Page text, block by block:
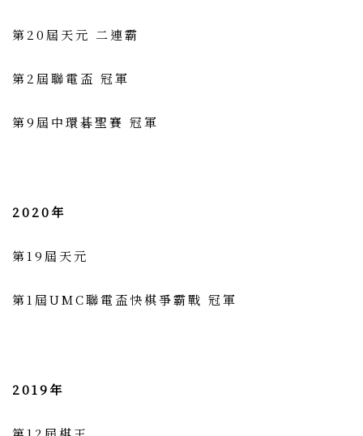
第20屆天元 二連霸
第2屆聯電盃 冠軍
第9屆中環碁聖賽 冠軍
2020年
第19屆天元
第1屆UMC聯電盃快棋爭霸戰 冠軍
2019年